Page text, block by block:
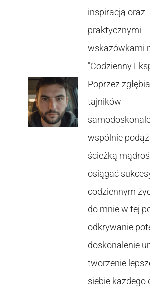
inspiracją oraz
praktycznymi
wskazówkami
"Codzienny
Poprzez
tajników
wspólnie
ścieżką
osiągać
codziennym
do mnie w tej
odkrywanie
doskonalenie
tworzenie
siebie każdego